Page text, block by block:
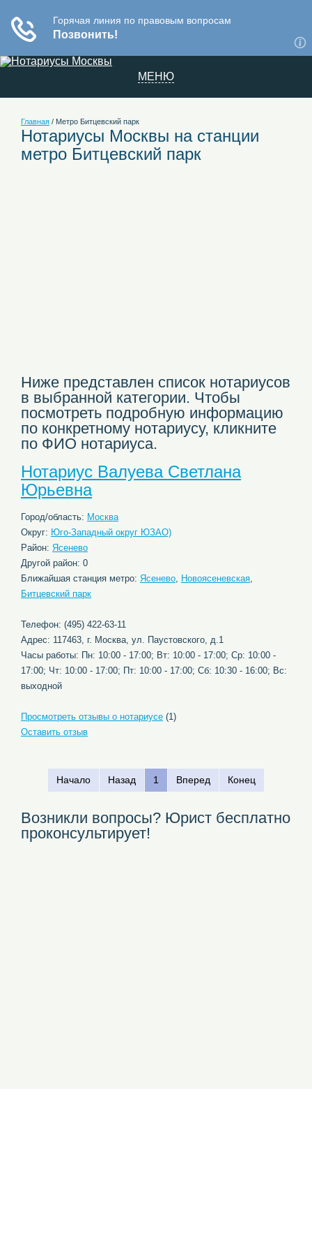
МЕНЮ
Главная / Метро Битцевский парк
Нотариусы Москвы на станции
метро Битцевский парк
Ниже представлен список нотариусов
в выбранной категории. Чтобы
посмотреть подробную информацию
по конкретному нотариусу, кликните
по ФИО нотариуса.
Нотариус Валуева Светлана
Юрьевна
Город/область: Москва
Округ: Юго-Западный округ ЮЗАО)
Район: Ясенево
Другой район: 0
Ближайшая станция метро: Ясенево, Новоясеневская,
Битцевский парк
Телефон: (495) 422-63-11
Адрес: 117463, г. Москва, ул. Паустовского, д.1
Часы работы: Пн: 10:00 - 17:00; Вт: 10:00 - 17:00; Ср: 10:00 -
17:00; Чт: 10:00 - 17:00; Пт: 10:00 - 17:00; Сб: 10:30 - 16:00; Вс:
выходной
Просмотреть отзывы о нотариусе (1)
Оставить отзыв
Начало Назад 1 Вперед Конец
Возникли вопросы? Юрист бесплатно
проконсультирует!